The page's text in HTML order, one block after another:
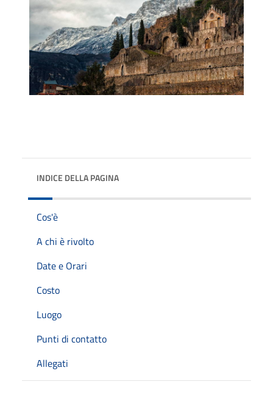
INDICE DELLA PAGINA
Cos'è
A chi è rivolto
Date e Orari
Costo
Luogo
Punti di contatto
Allegati